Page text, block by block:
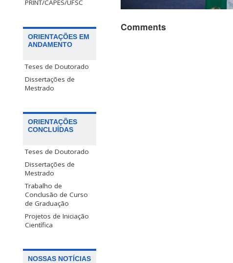
PRINT/CAPES/UFSC
ORIENTAÇÕES EM
ANDAMENTO
Teses de Doutorado
Dissertações de
Mestrado
ORIENTAÇÕES
CONCLUÍDAS
Teses de Doutorado
Dissertações de
Mestrado
Trabalho de
Conclusão de Curso
de Graduação
Projetos de Iniciação
Científica
NOSSAS NOTÍCIAS
Comments